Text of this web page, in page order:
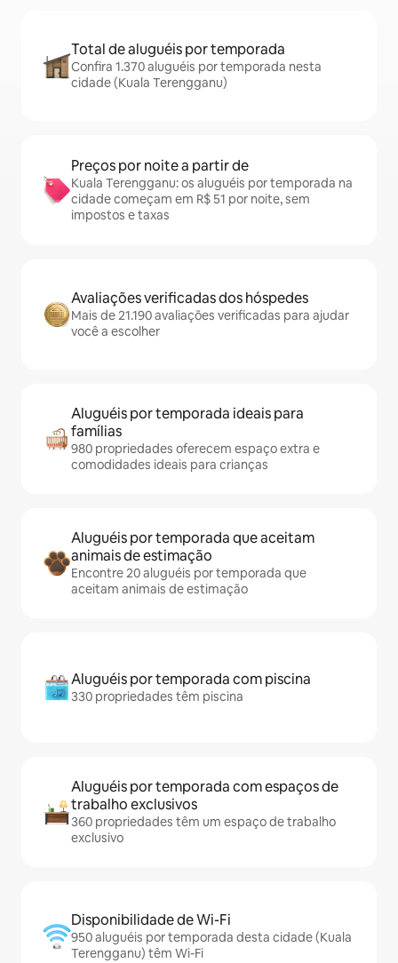
Total de aluguéis por temporada
Confira 1.370 aluguéis por temporada nesta
cidade (Kuala Terengganu)
Preços por noite a partir de
Kuala Terengganu: os aluguéis por temporada na
cidade começam em R$ 51 por noite, sem
impostos e taxas
Avaliações verificadas dos hóspedes
Mais de 21.190 avaliações verificadas para ajudar
você a escolher
Aluguéis por temporada ideais para
famílias
980 propriedades oferecem espaço extra e
comodidades ideais para crianças
Aluguéis por temporada que aceitam
animais de estimação
Encontre 20 aluguéis por temporada que
aceitam animais de estimação
Aluguéis por temporada com piscina
330 propriedades têm piscina
Aluguéis por temporada com espaços de
trabalho exclusivos
360 propriedades têm um espaço de trabalho
exclusivo
Disponibilidade de Wi-Fi
950 aluguéis por temporada desta cidade (Kuala
Terengganu) têm Wi-Fi